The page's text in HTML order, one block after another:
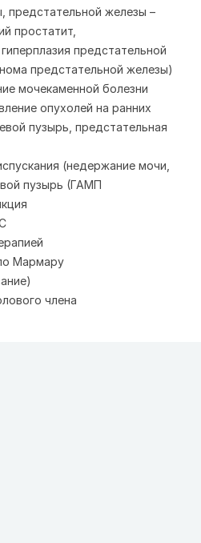
предстательной железы –
простатит,
предстательной
предстательной железы)
мочекаменной болезни
опухолей на ранних
пузырь, предстательная
(недержание мочи,
пузырь (ГАМП
Мармару
члена